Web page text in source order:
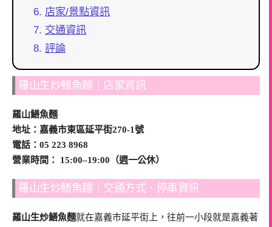
店家/景點資訊
交通資訊
評論
羅山生炒鱔魚麵｜店家資訊
羅山鱔魚麵
地址：嘉義市東區延平街270-1號
電話：05 223 8968
營業時間： 15:00–19:00（週一公休）
羅山生炒鱔魚麵｜交通方式、停車資訊
羅山生炒鱔魚麵就在嘉義市延平街上，往前一小段就是嘉義著